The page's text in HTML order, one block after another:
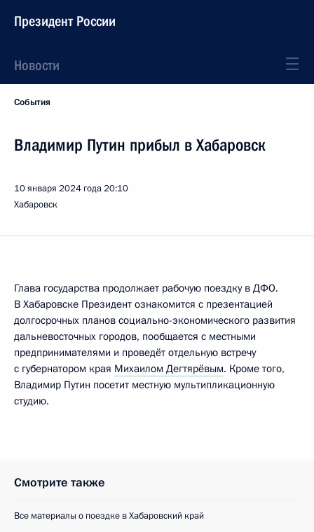
Президент России
Новости
События
Владимир Путин прибыл в Хабаровск
10 января 2024 года20:10
Хабаровск
Глава государства продолжает рабочую поездку в ДФО.
В Хабаровске Президент ознакомится с презентацией
долгосрочных планов социально-экономического развития
дальневосточных городов, пообщается с местными
предпринимателями и проведёт отдельную встречу
с губернатором края Михаилом Дегтярёвым. Кроме того,
Владимир Путин посетит местную мультипликационную
студию.
Смотрите также
Все материалы о поездке в Хабаровский край